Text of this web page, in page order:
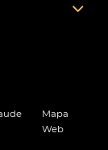
Mapa
Web